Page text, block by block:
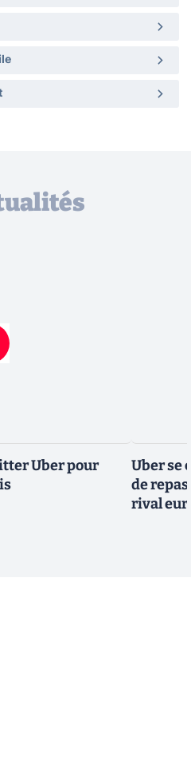
Uber pour
Uber se
de
rival